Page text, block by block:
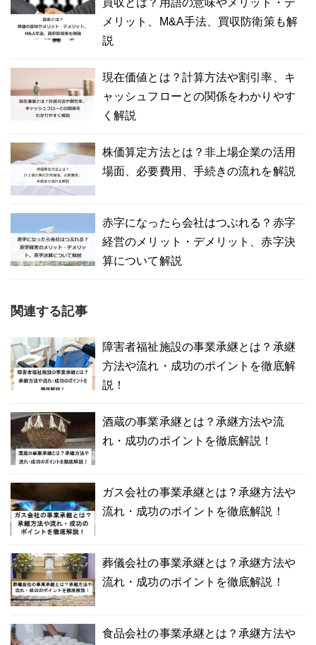
メリット、M&A手法、買収防衛策も解
説
現在価値とは？計算方法や割引率、キ
ャッシュフローとの関係をわかりやす
く解説
株価算定方法とは？非上場企業の活用
場面、必要費用、手続きの流れを解説
赤字になったら会社はつぶれる？赤字
経営のメリット・デメリット、赤字決
算について解説
関連する記事
障害者福祉施設の事業承継とは？承継
方法や流れ・成功のポイントを徹底解
説！
酒蔵の事業承継とは？承継方法や流
れ・成功のポイントを徹底解説！
ガス会社の事業承継とは？承継方法や
流れ・成功のポイントを徹底解説！
葬儀会社の事業承継とは？承継方法や
流れ・成功のポイントを徹底解説！
食品会社の事業承継とは？承継方法や